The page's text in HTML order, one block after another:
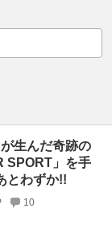
生んだ奇跡の
SPORT」を手
とわずか!!
10